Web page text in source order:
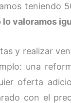
teniendo
lo valoramos
y realizar
una
oferta
con el